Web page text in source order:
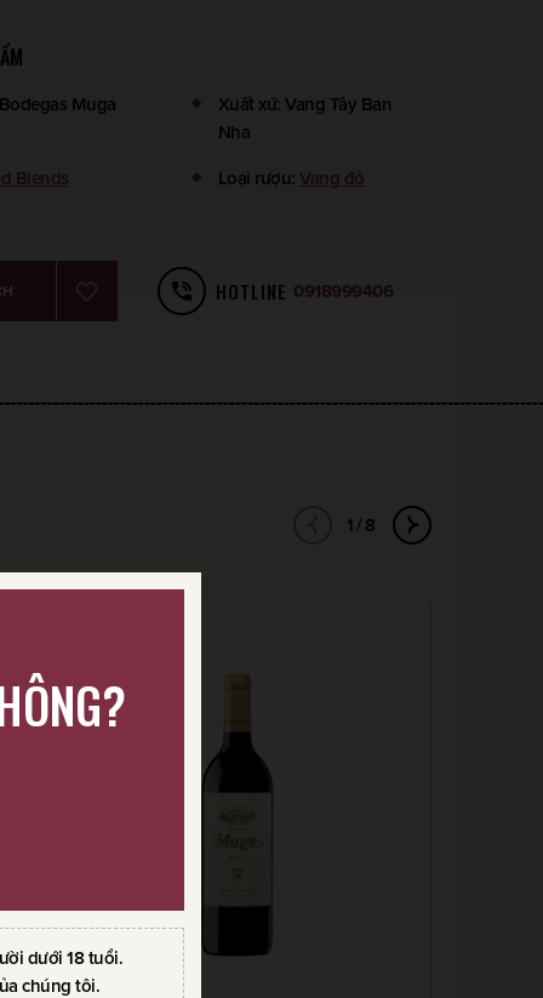
dưới 18 tuổi.
chúng tôi.
Bodegas Muga Xuất xứ:Vang Tây Ban
Nha
Blends Loại rượu: Vang đỏ
HOTLINE 0918999406
1/8